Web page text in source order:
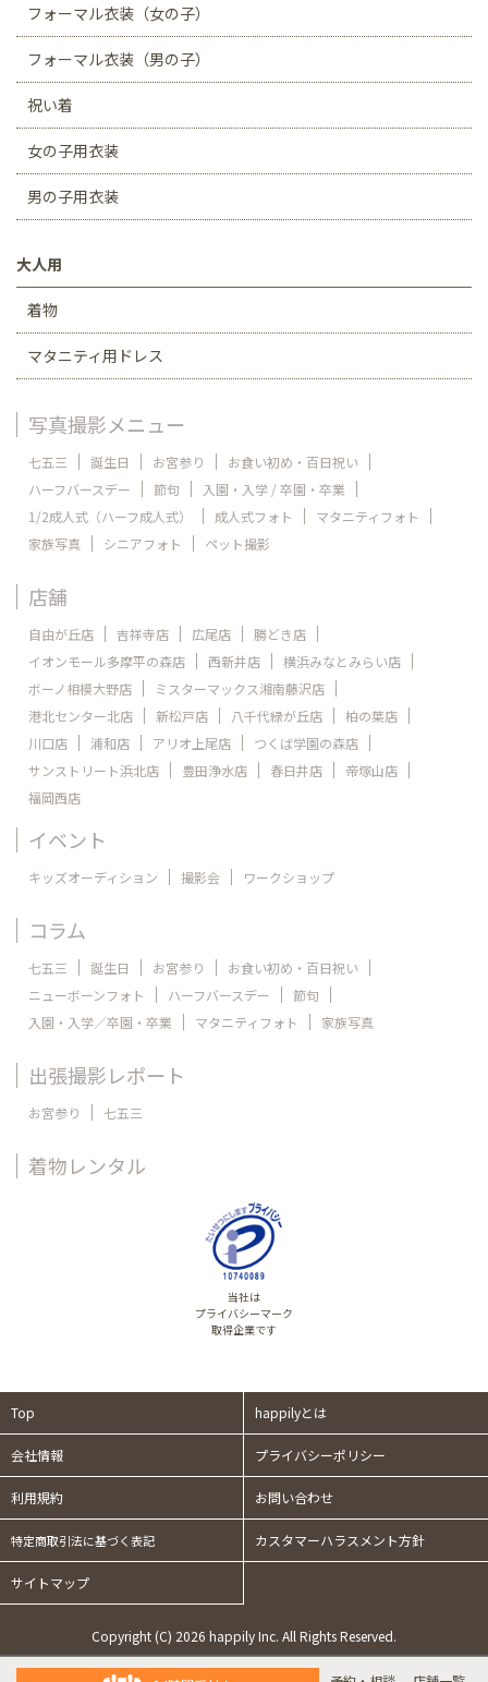
フォーマル衣装（女の子）
フォーマル衣装（男の子）
祝い着
女の子用衣装
男の子用衣装
大人用
着物
マタニティ用ドレス
写真撮影メニュー
七五三 誕生日 お宮参り
お食い初め・百日祝い
ハーフバースデー
節句
入園・入学 / 卒園・卒業
1/2成人式（ハーフ成人式）
成人式フォト
マタニティフォト
家族写真
シニアフォト ペット撮影
店舗
自由が丘店 吉祥寺店 広尾店
勝どき店
イオンモール多摩平の森店
西新井店
横浜みなとみらい店
ボーノ相模大野店
ミスターマックス湘南藤沢店
港北センター北店
新松戸店 八千代緑が丘店
柏の葉店
川口店
浦和店 アリオ上尾店
つくば学園の森店
サンストリート浜北店
豊田浄水店 春日井店
帝塚山店
福岡西店
イベント
キッズオーディション 撮影会 ワークショップ
コラム
七五三 誕生日 お宮参り
お食い初め・百日祝い
ニューボーンフォト
ハーフバースデー
節句
入園・入学／卒園・卒業
マタニティフォト 家族写真
出張撮影レポート
お宮参り 七五三
着物レンタル
当社は
プライバシーマーク
取得企業です
Top happilyとは
会社情報 プライバシーポリシー
利用規約 お問い合わせ
特定商取引法に基づく表記 カスタマーハラスメント方針
サイトマップ
Copyright (C) 2026 happily Inc. All Rights Reserved.